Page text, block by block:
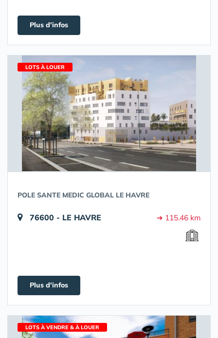
Plus d'infos
LOTS À LOUER
POLE SANTE MEDIC GLOBAL LE HAVRE
76600 - LE HAVRE ➔ 115.46 km
Plus d'infos
LOTS À VENDRE & À LOUER